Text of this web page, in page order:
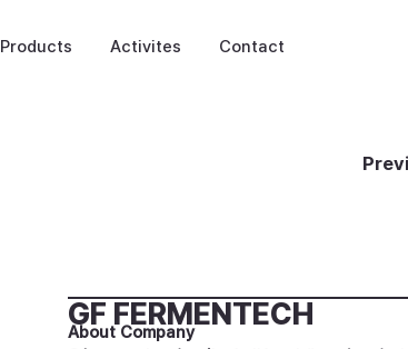
Products Activites Contact
GF FERMENTECH
About Company